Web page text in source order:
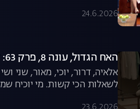
24.6.2026
האח הגדול, עונה 8, פרק 63: דיירי העבר מול הדיירים
אלאיה, דרור, יוכי, מאור, שני
לשאלות הכי קשות. מי יוכיח